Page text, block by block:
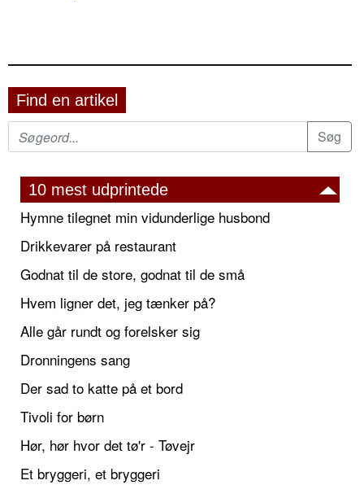
Find en artikel
10 mest udprintede
Hymne tilegnet min vidunderlige husbond
Drikkevarer på restaurant
Godnat til de store, godnat til de små
Hvem ligner det, jeg tænker på?
Alle går rundt og forelsker sig
Dronningens sang
Der sad to katte på et bord
Tivoli for børn
Hør, hør hvor det tø'r - Tøvejr
Et bryggeri, et bryggeri